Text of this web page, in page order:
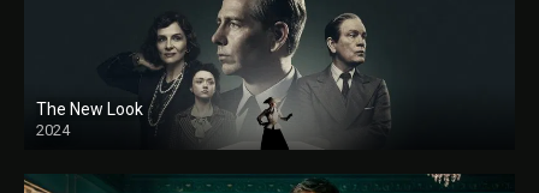
The New Look
2024